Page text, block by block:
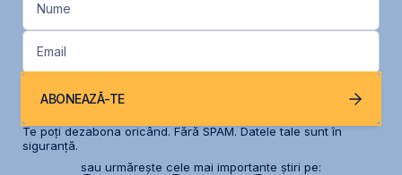
Nume
Email
ABONEAZĂ-TE
Te poți dezabona oricând. Fără SPAM. Datele tale sunt în
siguranță.
sau urmărește cele mai importante știri pe: